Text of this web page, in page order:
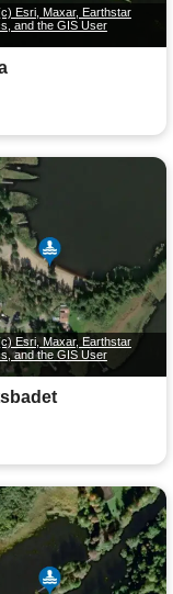
Esri, Maxar, Earthstar
and the GIS User
Esri, Maxar, Earthstar
and the GIS User